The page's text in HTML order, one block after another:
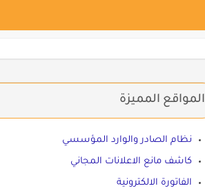
المواقع المميزة
نظام الصادر والوارد المؤسسي
كاشف مانع الاعلانات المجاني
الفاتورة الالكترونية